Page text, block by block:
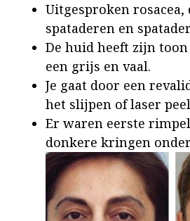
Uitgesproken rosacea,
spataderen en
De huid heeft zijn
een grijs en vaal.
Je gaat door een
het slijpen of laser
Er waren eerste
donkere kringen